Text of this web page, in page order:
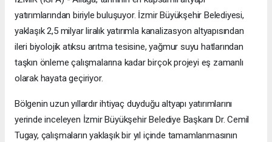
yatırımlarından biriyle buluşuyor. İzmir Büyükşehir Belediyesi,
yaklaşık 2,5 milyar liralık yatırımla kanalizasyon altyapısından
ileri biyolojik atıksu arıtma tesisine, yağmur suyu hatlarından
taşkın önleme çalışmalarına kadar birçok projeyi eş zamanlı
olarak hayata geçiriyor.
Bölgenin uzun yıllardır ihtiyaç duyduğu altyapı yatırımlarını
yerinde inceleyen İzmir Büyükşehir Belediye Başkanı Dr. Cemil
Tugay, çalışmaların yaklaşık bir yıl içinde tamamlanmasının